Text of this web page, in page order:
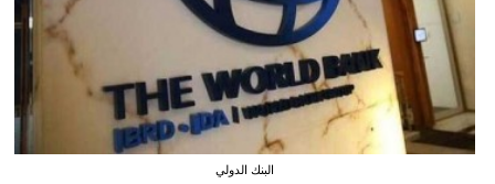
البنك الدولي